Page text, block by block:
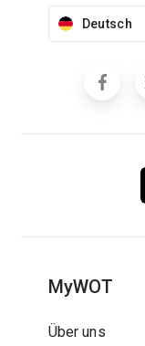
Deutsch
MyWOT
Über uns